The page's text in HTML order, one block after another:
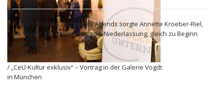
/ „CeU-Kultur exklusiv“ – Vortrag in der Galerie Vogdt
in München
Für den größten Lacher des Abends sorgte Annette Kroeber-Riel,
die Chefin der Berliner Google-Niederlassung, gleich zu Beginn
ihres Vortrags,...